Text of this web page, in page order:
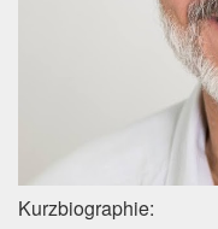
Kurzbiographie: